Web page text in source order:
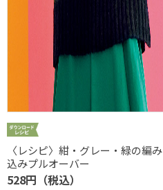
〈レシピ〉紺・グレー・緑の編み
込みプルオーバー
528円（税込）